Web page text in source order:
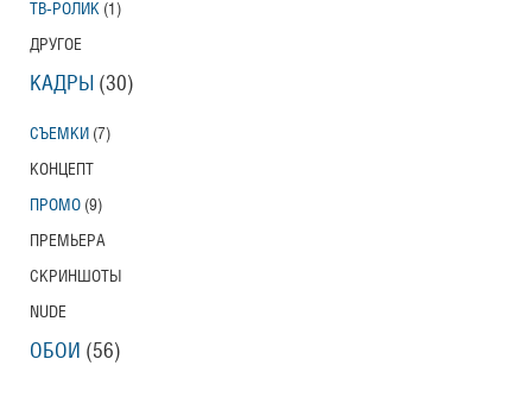
ТВ-РОЛИК (1)
ДРУГОЕ
КАДРЫ (30)
СЪЕМКИ (7)
КОНЦЕПТ
ПРОМО (9)
ПРЕМЬЕРА
СКРИНШОТЫ
NUDE
ОБОИ (56)